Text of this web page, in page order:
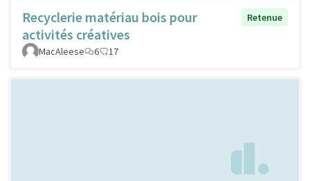
Recyclerie matériau bois pour
activités créatives
Retenue
MacAleese 6 17